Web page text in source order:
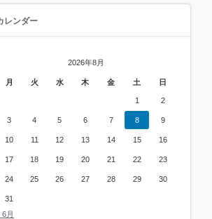
レンダー
2026年8月
月 火 水 木 金 土 日
1 2
3 4 5 6 7 8 9
10 11 12 13 14 15 16
17 18 19 20 21 22 23
24 25 26 27 28 29 30
31
6月